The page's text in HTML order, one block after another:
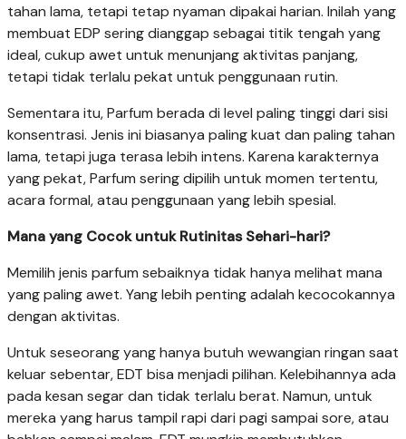
tahan lama, tetapi tetap nyaman dipakai harian. Inilah yang
membuat EDP sering dianggap sebagai titik tengah yang
ideal, cukup awet untuk menunjang aktivitas panjang,
tetapi tidak terlalu pekat untuk penggunaan rutin.
Sementara itu, Parfum berada di level paling tinggi dari sisi
konsentrasi. Jenis ini biasanya paling kuat dan paling tahan
lama, tetapi juga terasa lebih intens. Karena karakternya
yang pekat, Parfum sering dipilih untuk momen tertentu,
acara formal, atau penggunaan yang lebih spesial.
Mana yang Cocok untuk Rutinitas Sehari-hari?
Memilih jenis parfum sebaiknya tidak hanya melihat mana
yang paling awet. Yang lebih penting adalah kecocokannya
dengan aktivitas.
Untuk seseorang yang hanya butuh wewangian ringan saat
keluar sebentar, EDT bisa menjadi pilihan. Kelebihannya ada
pada kesan segar dan tidak terlalu berat. Namun, untuk
mereka yang harus tampil rapi dari pagi sampai sore, atau